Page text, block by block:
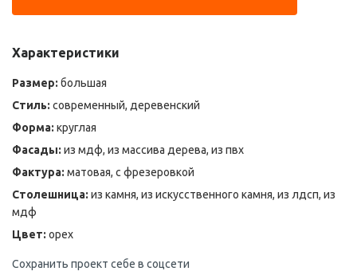
Характеристики
Размер: большая
Стиль: современный, деревенский
Форма: круглая
Фасады: из мдф, из массива дерева, из пвх
Фактура: матовая, с фрезеровкой
Столешница: из камня, из искусственного камня, из лдсп, из
мдф
Цвет: орех
Сохранить проект себе в соцсети